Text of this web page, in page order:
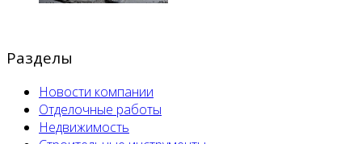
Разделы
Новости компании
Отделочные работы
Недвижимость